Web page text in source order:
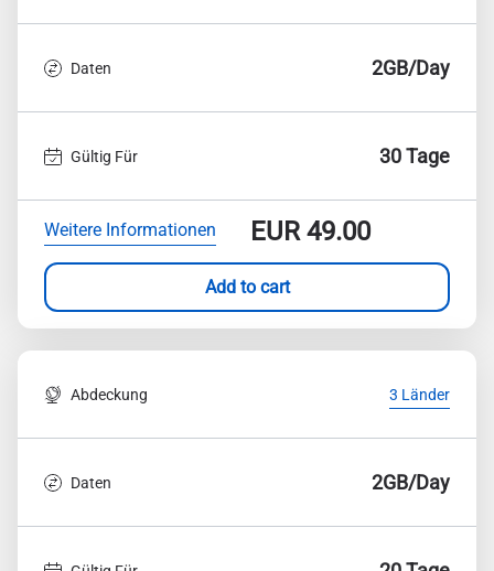
Daten 2GB/Day
Gültig Für 30 Tage
Weitere Informationen EUR49.00
Add to cart
Abdeckung 3 Länder
Daten 2GB/Day